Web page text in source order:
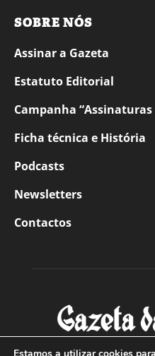
SOBRE NÓS
Assinar a Gazeta
Estatuto Editorial
Campanha
Ficha técnica e História
Podcasts
Newsletters
Contactos